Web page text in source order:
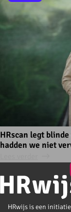
HRscan legt
hadden we niet
HRwijs is een